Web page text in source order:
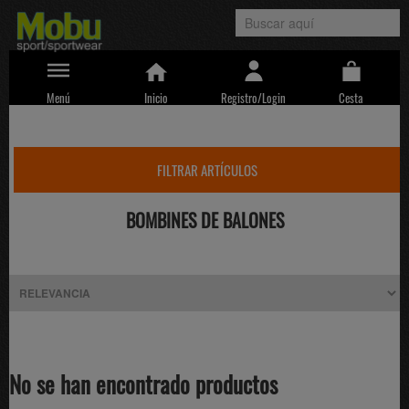
Menú Inicio Registro/Login Cesta
FILTRAR ARTÍCULOS
BOMBINES DE BALONES
No se han encontrado productos